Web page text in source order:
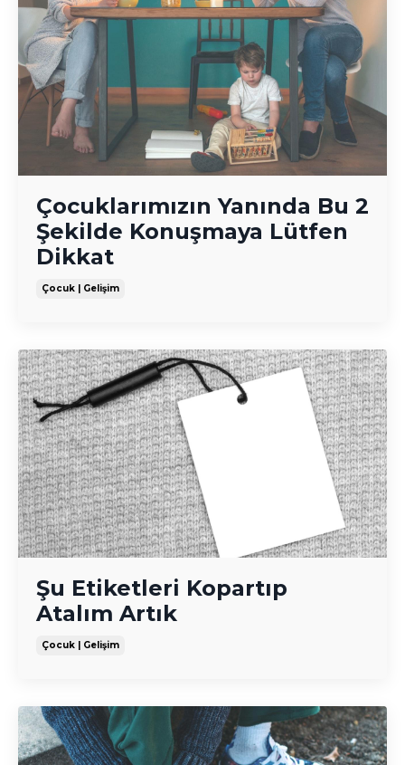
Çocuklarımızın Yanında Bu 2
Şekilde Konuşmaya Lütfen
Dikkat
Çocuk | Gelişim
Şu Etiketleri Kopartıp
Atalım Artık
Çocuk | Gelişim